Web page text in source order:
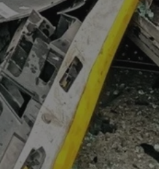
Opis
Ten plik cookie przechowuje identyfikator
Ten plik cookie przechowuje identyfikator
Ten plik cookie przechowuje identyfikator
Ten plik cookie przechowuje informacje o
użytkownika oraz jego preferencjach
prywatności podczas korzystania z
wybory dotyczące polityki prywatności i
zgody, zapewniając ich przestrzeganie w
wizytach. Dzięki temu użytkownik nie
konfigurować swoich preferencji, co
zgodność z regulacjami ochrony danych.